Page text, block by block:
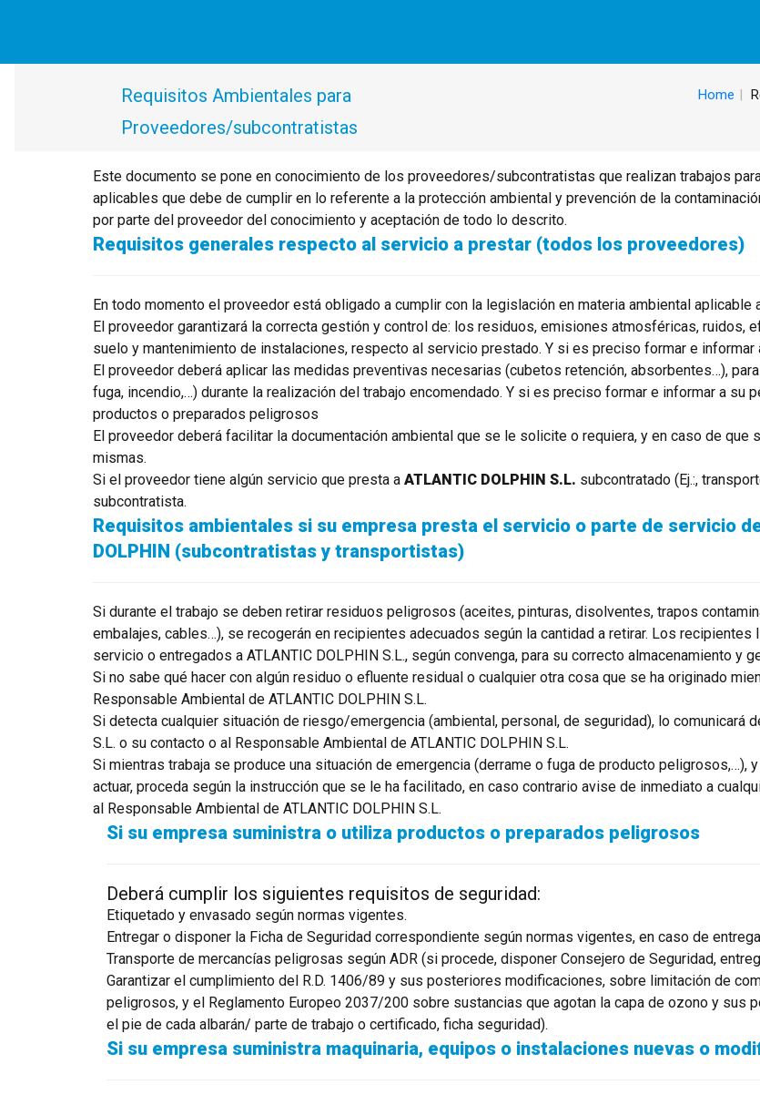
Requisitos Ambientales para
Proveedores/subcontratistas
Home
Este documento se pone en conocimiento de los proveedores/subcontratistas que realizan trabajos
aplicables que debe de cumplir en lo referente a la protección ambiental y prevención de la
por parte del proveedor del conocimiento y aceptación de todo lo descrito.
Requisitos generales respecto al servicio a prestar (todos los proveedores)
En todo momento el proveedor está obligado a cumplir con la legislación en materia ambiental aplicable
El proveedor garantizará la correcta gestión y control de: los residuos, emisiones atmosféricas,
suelo y mantenimiento de instalaciones, respecto al servicio prestado. Y si es preciso formar e
El proveedor deberá aplicar las medidas preventivas necesarias (cubetos retención, absorbentes…),
fuga, incendio,…) durante la realización del trabajo encomendado. Y si es preciso formar e informar a su
productos o preparados peligrosos
El proveedor deberá facilitar la documentación ambiental que se le solicite o requiera, y en caso de
mismas.
Si el proveedor tiene algún servicio que presta a ATLANTIC DOLPHIN S.L. subcontratado (Ej.:,
subcontratista.
Requisitos ambientales si su empresa presta el servicio o parte de servicio
DOLPHIN (subcontratistas y transportistas)
Si durante el trabajo se deben retirar residuos peligrosos (aceites, pinturas, disolventes, trapos
embalajes, cables…), se recogerán en recipientes adecuados según la cantidad a retirar. Los
servicio o entregados a ATLANTIC DOLPHIN S.L., según convenga, para su correcto almacenamiento y
Si no sabe qué hacer con algún residuo o efluente residual o cualquier otra cosa que se ha originado
Responsable Ambiental de ATLANTIC DOLPHIN S.L.
Si detecta cualquier situación de riesgo/emergencia (ambiental, personal, de seguridad), lo comunicará
S.L. o su contacto o al Responsable Ambiental de ATLANTIC DOLPHIN S.L.
Si mientras trabaja se produce una situación de emergencia (derrame o fuga de producto
actuar, proceda según la instrucción que se le ha facilitado, en caso contrario avise de inmediato a
al Responsable Ambiental de ATLANTIC DOLPHIN S.L.
Si su empresa suministra o utiliza productos o preparados peligrosos
Deberá cumplir los siguientes requisitos de seguridad:
Etiquetado y envasado según normas vigentes.
Entregar o disponer la Ficha de Seguridad correspondiente según normas vigentes, en caso de
Transporte de mercancías peligrosas según ADR (si procede, disponer Consejero de Seguridad,
Garantizar el cumplimiento del R.D. 1406/89 y sus posteriores modificaciones, sobre limitación de
peligrosos, y el Reglamento Europeo 2037/200 sobre sustancias que agotan la capa de ozono y sus
el pie de cada albarán/ parte de trabajo o certificado, ficha seguridad).
Si su empresa suministra maquinaria, equipos o instalaciones nuevas o